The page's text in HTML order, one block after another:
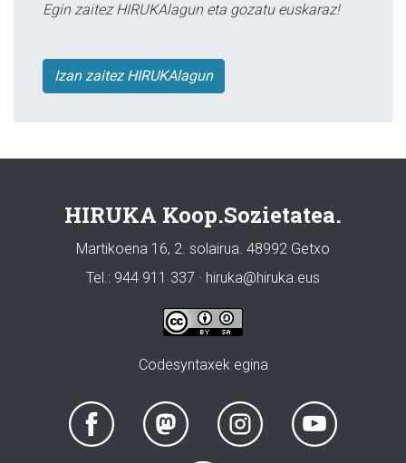
Egin zaitez HIRUKAlagun eta gozatu euskaraz!
Izan zaitez HIRUKAlagun
HIRUKA Koop.Sozietatea.
Martikoena 16, 2. solairua. 48992 Getxo
Tel.: 944 911 337 · hiruka@hiruka.eus
Codesyntaxek egina